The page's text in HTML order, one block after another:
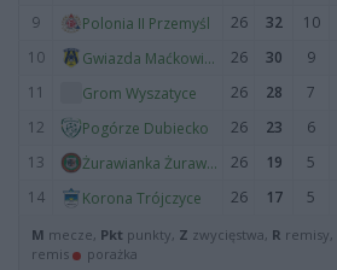
9
Polonia II Przemyśl 26 32 10
10
Gwiazda Maćkowice 26 30 9
11
Grom Wyszatyce 26 28 7
12
Pogórze Dubiecko 26 23 6
13
Żurawianka Żurawica 26 19 5
14
Korona Trójczyce 26 17 5
M mecze, Pkt punkty, Z zwycięstwa, R remisy,
remis
porażka